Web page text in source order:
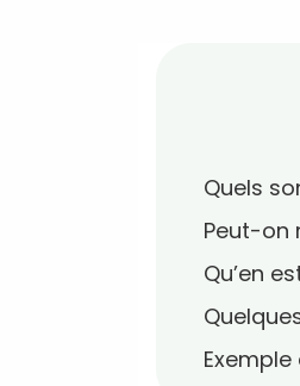
Quels
Peut-on
Qu’en